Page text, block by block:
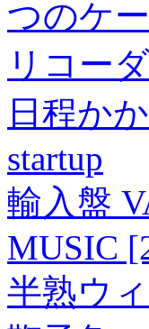
つのケ
リコー
日程か
startup
輸入盤
MUSIC
半熟ウ